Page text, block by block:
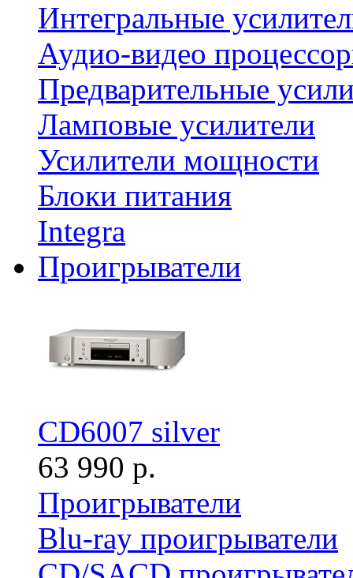
Интегральные
Аудио-видео
Предварительные
Ламповые усилители
Усилители мощности
Блоки питания
Integra
Проигрыватели
CD6007 silver
63 990 р.
Проигрыватели
Blu-ray проигрыватели